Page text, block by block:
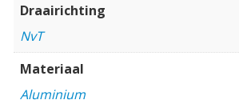
Draairichting
NvT
Materiaal
Aluminium